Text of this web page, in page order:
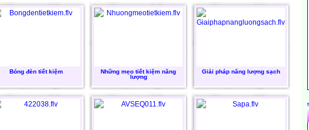
Bóng đèn tiết kiệm
Những mẹo tiết kiệm năng
lượng
Giải pháp năng lượng sạch